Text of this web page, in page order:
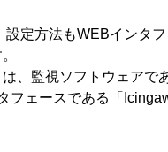
設定方法もWEBインタ
、監視ソフトウェアで
フェースである「